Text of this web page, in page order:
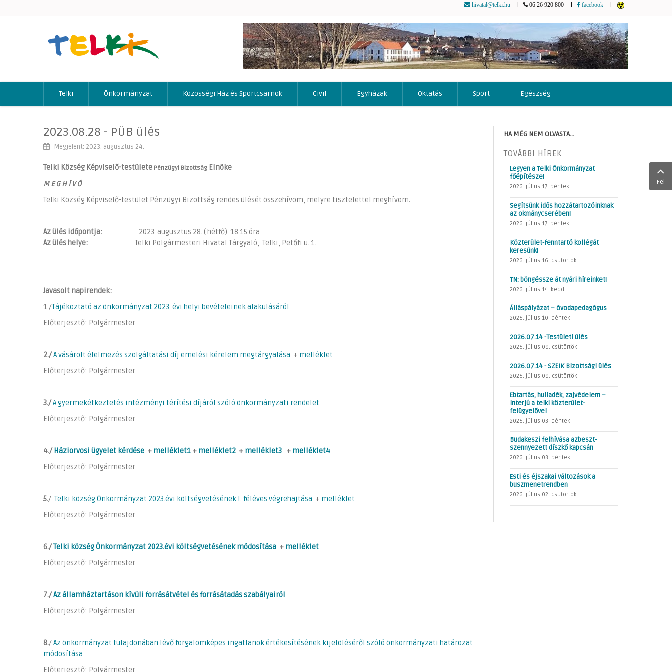
hivatal@telki.hu 06 26 920 800 facebook
Telki Önkormányzat Közösségi Ház és Sportcsarnok Civil Egyházak Oktatás Sport Egészség
2023.08.28 - PÜB ülés
Megjelent: 2023. augusztus 24.
Telki Község Képviselő-testülete Pénzügyi Bizottság Elnöke
M E G H Í V Ó
Telki Község Képviselő-testület Pénzügyi Bizottság rendes ülését összehívom, melyre tisztelettel meghívom.
Az ülés időpontja: 2023. augusztus 28. ( hétfő) 18.15 óra
Az ülés helye: Telki Polgármesteri Hivatal Tárgyaló, Telki, Petőfi u. 1.
Javasolt napirendek:
1./Tájékoztató az önkormányzat 2023. évi helyi bevételeinek alakulásáról
Előterjesztő: Polgármester
2./A vásárolt élelmezés szolgáltatási díj emelési kérelem megtárgyalása + melléklet
Előterjesztő: Polgármester
3./A gyermekétkeztetés intézményi térítési díjáról szóló önkormányzati rendelet
Előterjesztő: Polgármester
4./ Háziorvosi ügyelet kérdése + melléklet1 + melléklet2 + melléklet3 + melléklet4
Előterjesztő: Polgármester
5./ Telki község Önkormányzat 2023.évi költségvetésének I. féléves végrehajtása + melléklet
Előterjesztő: Polgármester
6./Telki község Önkormányzat 2023.évi költségvetésének módosítása + melléklet
Előterjesztő: Polgármester
7./Az államháztartáson kívüli forrásátvétel és forrásátadás szabályairól
Előterjesztő: Polgármester
8./Az önkormányzat tulajdonában lévő forgalomképes ingatlanok értékesítésének kijelöléséről szóló önkormányzati határozat
módosítása
Előterjesztő: Polgármester
HA MÉG NEM OLVASTA...
TOVÁBBI HÍREK
Legyen a Telki Önkormányzat
főépítésze!
2026. július 17. péntek
Segítsünk idős hozzátartozóinknak
az okmánycserében!
2026. július 17. péntek
Közterület-fenntartó kollégát
keresünk!
2026. július 16. csütörtök
TN: böngéssze át nyári híreinket!
2026. július 14. kedd
Álláspályázat – óvodapedagógus
2026. július 10. péntek
2026.07.14 -Testületi ülés
2026. július 09. csütörtök
2026.07.14 - SZEIK Bizottsági ülés
2026. július 09. csütörtök
Ebtartás, hulladék, zajvédelem –
interjú a telki közterület-
felügyelővel
2026. július 03. péntek
Budakeszi felhívása azbeszt-
szennyezett díszkő kapcsán
2026. július 03. péntek
Esti és éjszakai változások a
buszmenetrendben
2026. július 02. csütörtök
Fel